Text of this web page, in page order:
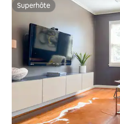
Superhôte
Superhôte